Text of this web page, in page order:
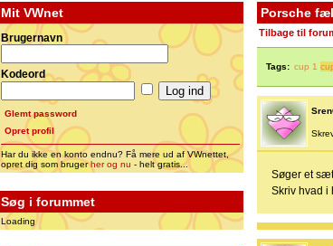
Mit VWnet
Brugernavn
Kodeord
Glemt password
Opret profil
Har du ikke en konto endnu? Få mere ud af VWnettet,
opret dig som brugerher og nu - helt gratis...
Søg i forummet
Loading
Porsche
Tilbage til
Tags: cup 1
Søger et
Skriv hvad i